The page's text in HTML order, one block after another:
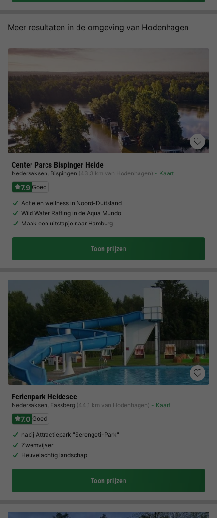
Meer resultaten in de omgeving van Hodenhagen
Center Parcs Bispinger Heide
Nedersaksen, Bispingen (43,3 km van Hodenhagen) Kaart
7.9 Goed
Actie en wellness in Noord-Duitsland
Wild Water Rafting in de Aqua Mundo
Maak een uitstapje naar Hamburg
Toon prijzen
Ferienpark Heidesee
Nedersaksen, Fassberg (44,1 km van Hodenhagen) Kaart
7.0 Goed
nabij Attractiepark "Serengeti-Park"
Zwemvijver
Heuvelachtig landschap
Toon prijzen